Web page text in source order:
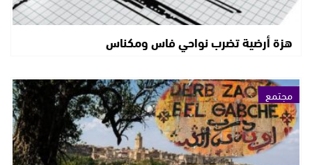
هزة أرضية تضرب نواحي فاس ومكناس
مجتمع